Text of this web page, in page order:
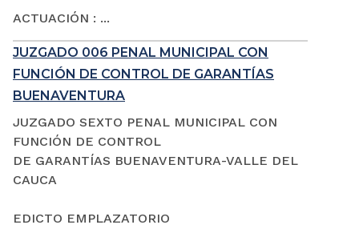
ACTUACIÓN : ...
JUZGADO 006 PENAL MUNICIPAL CON
FUNCIÓN DE CONTROL DE GARANTÍAS
BUENAVENTURA
JUZGADO SEXTO PENAL MUNICIPAL CON
FUNCIÓN DE CONTROL
DE GARANTÍAS BUENAVENTURA-VALLE DEL
CAUCA
EDICTO EMPLAZATORIO